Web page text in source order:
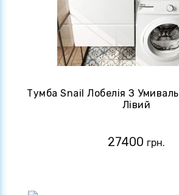
Тумба Snail Лобелія З
Лівий
27400 грн.